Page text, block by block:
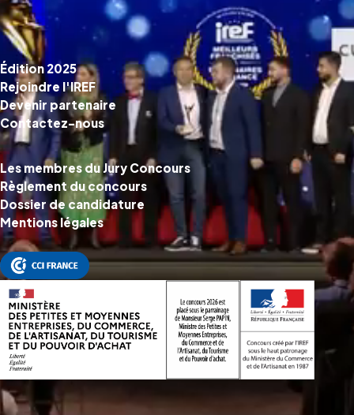
Édition 2025
Rejoindre l'IREF
Devenir partenaire
Contactez-nous
Les membres du Jury Concours
Règlement du concours
Dossier de candidature
Mentions légales